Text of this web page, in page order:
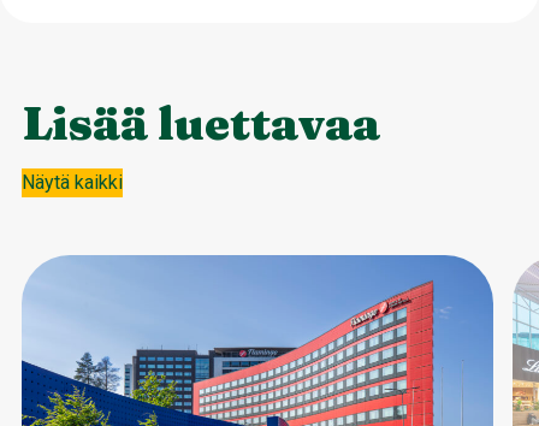
Lisää luettavaa
Näytä kaikki